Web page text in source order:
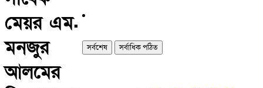
মেয়র এম.
মনজুর
আলমের
সর্বশেষ সর্বাধিক পঠিত